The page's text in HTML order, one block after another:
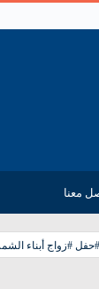
معنا
#حفل #زواج أبناء